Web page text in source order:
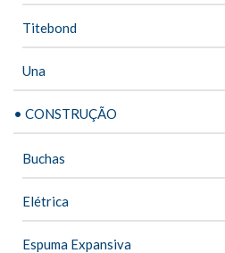
Titebond
Una
• CONSTRUÇÃO
Buchas
Elétrica
Espuma Expansiva